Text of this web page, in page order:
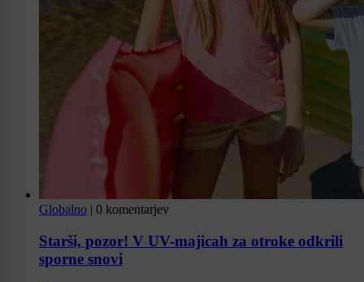
Globalno | 0 komentarjev
Starši, pozor! V UV-majicah za otroke odkrili
sporne snovi